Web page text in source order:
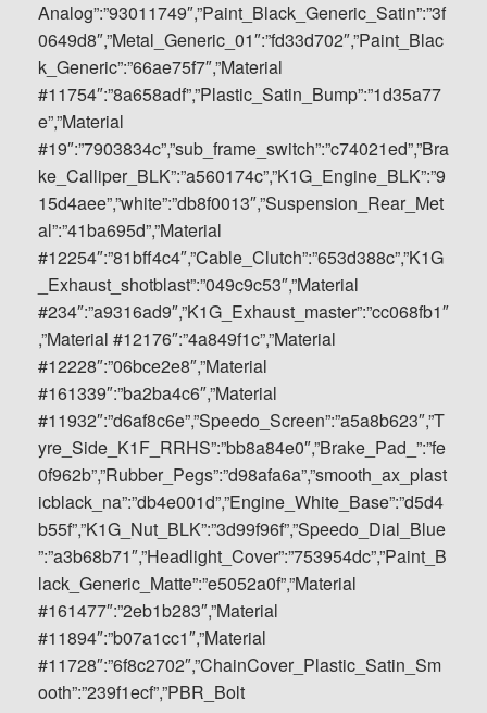
Analog”:”93011749″,”Paint_Black_Generic_Satin”:”3f
0649d8″,”Metal_Generic_01″:”fd33d702″,”Paint_Blac
k_Generic”:”66ae75f7″,”Material
#11754″:”8a658adf”,”Plastic_Satin_Bump”:”1d35a77
e”,”Material
#19″:”7903834c”,”sub_frame_switch”:”c74021ed”,”Bra
ke_Calliper_BLK”:”a560174c”,”K1G_Engine_BLK”:”9
15d4aee”,”white”:”db8f0013″,”Suspension_Rear_Met
al”:”41ba695d”,”Material
#12254″:”81bff4c4″,”Cable_Clutch”:”653d388c”,”K1G
_Exhaust_shotblast”:”049c9c53″,”Material
#234″:”a9316ad9″,”K1G_Exhaust_master”:”cc068fb1″
,”Material #12176″:”4a849f1c”,”Material
#12228″:”06bce2e8″,”Material
#161339″:”ba2ba4c6″,”Material
#11932″:”d6af8c6e”,”Speedo_Screen”:”a5a8b623″,”T
yre_Side_K1F_RRHS”:”bb8a84e0″,”Brake_Pad_”:”fe
0f962b”,”Rubber_Pegs”:”d98afa6a”,”smooth_ax_plast
icblack_na”:”db4e001d”,”Engine_White_Base”:”d5d4
b55f”,”K1G_Nut_BLK”:”3d99f96f”,”Speedo_Dial_Blue
”:”a3b68b71″,”Headlight_Cover”:”753954dc”,”Paint_B
lack_Generic_Matte”:”e5052a0f”,”Material
#161477″:”2eb1b283″,”Material
#11894″:”b07a1cc1″,”Material
#11728″:”6f8c2702″,”ChainCover_Plastic_Satin_Sm
ooth”:”239f1ecf”,”PBR_Bolt